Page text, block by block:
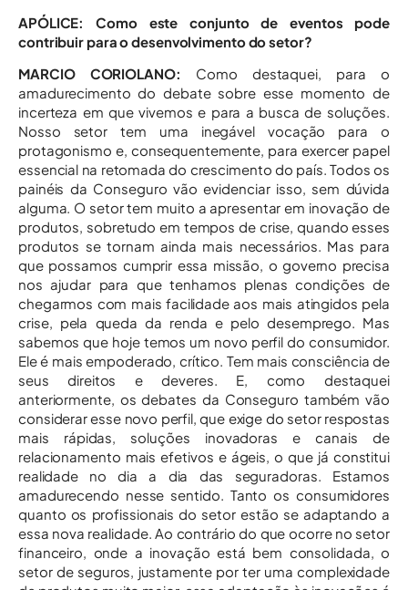
APÓLICE: Como este conjunto de eventos pode
contribuir para o desenvolvimento do setor?
MARCIO CORIOLANO: Como destaquei, para o
amadurecimento do debate sobre esse momento de
incerteza em que vivemos e para a busca de soluções.
Nosso setor tem uma inegável vocação para o
protagonismo e, consequentemente, para exercer papel
essencial na retomada do crescimento do país. Todos os
painéis da Conseguro vão evidenciar isso, sem dúvida
alguma. O setor tem muito a apresentar em inovação de
produtos, sobretudo em tempos de crise, quando esses
produtos se tornam ainda mais necessários. Mas para
que possamos cumprir essa missão, o governo precisa
nos ajudar para que tenhamos plenas condições de
chegarmos com mais facilidade aos mais atingidos pela
crise, pela queda da renda e pelo desemprego. Mas
sabemos que hoje temos um novo perfil do consumidor.
Ele é mais empoderado, crítico. Tem mais consciência de
seus direitos e deveres. E, como destaquei
anteriormente, os debates da Conseguro também vão
considerar esse novo perfil, que exige do setor respostas
mais rápidas, soluções inovadoras e canais de
relacionamento mais efetivos e ágeis, o que já constitui
realidade no dia a dia das seguradoras. Estamos
amadurecendo nesse sentido. Tanto os consumidores
quanto os profissionais do setor estão se adaptando a
essa nova realidade. Ao contrário do que ocorre no setor
financeiro, onde a inovação está bem consolidada, o
setor de seguros, justamente por ter uma complexidade